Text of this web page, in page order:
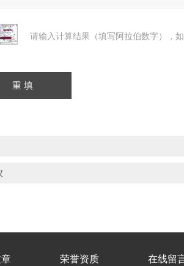
请输入计算结果（填写阿拉伯数字），
荣誉资质 在线留